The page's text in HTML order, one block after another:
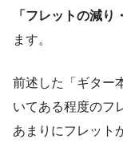
「フレットの減り
ます。
前述した「ギター
いてある程度のフ
あまりにフレット